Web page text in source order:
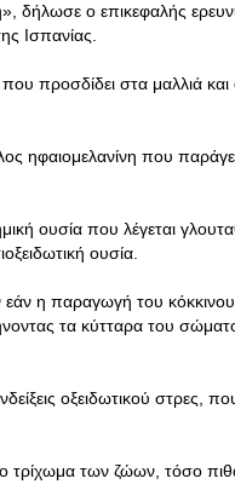
δήλωσε ο επικεφαλής
Ισπανίας.
προσδίδει στα μαλλιά και
ηφαιομελανίνη που
ουσία που λέγεται
ουσία.
η παραγωγή του κόκκινου
τα κύτταρα του
οξειδωτικού στρες,
τρίχωμα των ζώων, τόσο